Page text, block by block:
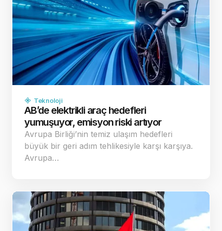
Teknoloji
AB’de elektrikli araç hedefleri
yumuşuyor, emisyon riski artıyor
Avrupa Birliği’nin temiz ulaşım hedefleri
büyük bir geri adım tehlikesiyle karşı karşıya.
Avrupa…